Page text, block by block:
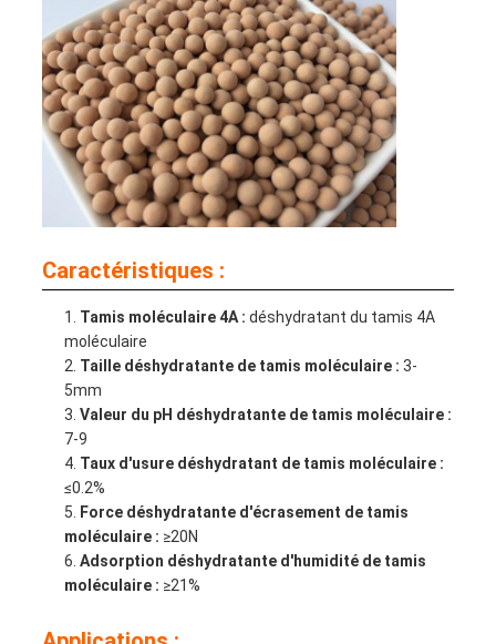
Caractéristiques :
Tamis moléculaire 4A : déshydratant du tamis 4A
moléculaire
Taille déshydratante de tamis moléculaire : 3-
5mm
Valeur du pH déshydratante de tamis moléculaire :
7-9
Taux d'usure déshydratant de tamis moléculaire :
≤0.2%
Force déshydratante d'écrasement de tamis
moléculaire : ≥20N
Adsorption déshydratante d'humidité de tamis
moléculaire : ≥21%